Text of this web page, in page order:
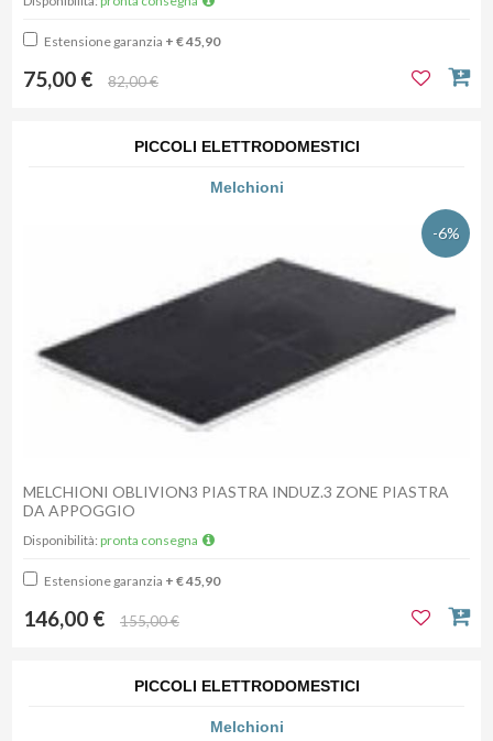
Estensione garanzia + € 45,90
75,00 € 82,00 €
PICCOLI ELETTRODOMESTICI
Melchioni
-6%
MELCHIONI OBLIVION3 PIASTRA INDUZ.3 ZONE PIASTRA
DA APPOGGIO
Disponibilità: pronta consegna
Estensione garanzia + € 45,90
146,00 € 155,00 €
PICCOLI ELETTRODOMESTICI
Melchioni